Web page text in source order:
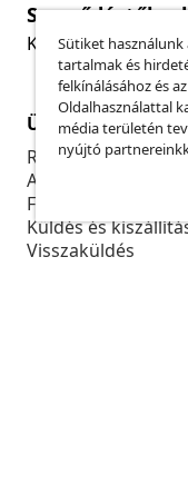
Szerződéstől
Küldj be egy
Ügyfélszolgálat
Rendelés nyomon
A fiókom
Fizetés
Küldés és
Visszaküldés
Sütiket
tartalmak és
felkínálásához és
Oldalhasználattal
média területén
nyújtó